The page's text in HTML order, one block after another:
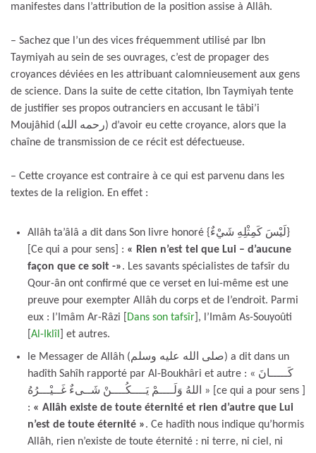
manifestes dans l’attribution de la position assise à Allâh.
– Sachez que l’un des vices fréquemment utilisé par Ibn
Taymiyah au sein de ses ouvrages, c’est de propager des
croyances déviées en les attribuant calomnieusement aux gens
de science. Dans la suite de cette citation, Ibn Taymiyah tente
de justifier ses propos outranciers en accusant le tâbi’i
Moujâhid (رحمه الله) d’avoir eu cette croyance, alors que la
chaîne de transmission de ce récit est défectueuse.
– Cette croyance est contraire à ce qui est parvenu dans les
textes de la religion. En effet :
Allâh ta’âlâ a dit dans Son livre honoré {لَيْسَ كَمِثْلِهِ شَيْءٌ}
[Ce qui a pour sens] : « Rien n’est tel que Lui – d’aucune
façon que ce soit -». Les savants spécialistes de tafsîr du
Qour-ân ont confirmé que ce verset en lui-même est une
preuve pour exempter Allâh du corps et de l’endroit. Parmi
eux : l’Imâm Ar-Râzi [
Dans son tafsîr ], l’Imâm As-Souyoûti
Al-Iklîl
] et autres.
le Messager de Allâh (صلى الله عليه وسلم) a dit dans un
hadîth Sahîh rapporté par Al-Boukhâri et autre : « كَـــــانَ
اللهُ وَلَــــمْ يَــــكُــــنْ شَــىءٌ غَــيْـــرُهُ » [ce qui a pour sens ]
: « Allâh existe de toute éternité et rien d’autre que Lui
n’est de toute éternité ». Ce hadîth nous indique qu’hormis
Allâh, rien n’existe de toute éternité : ni terre, ni ciel, ni